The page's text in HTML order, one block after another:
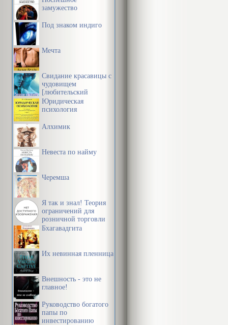
замужество
Под знаком индиго
Мечта
Свидание красавицы с
чудовищем
[любительский
перевод]
Юридическая
психология
Алхимик
Невеста по найму
Черемша
Я так и знал! Теория
ограничений для
розничной торговли
Бхагавадгита
Их невинная пленница
Внешность - это не
главное!
Руководство богатого
папы по
инвестированию